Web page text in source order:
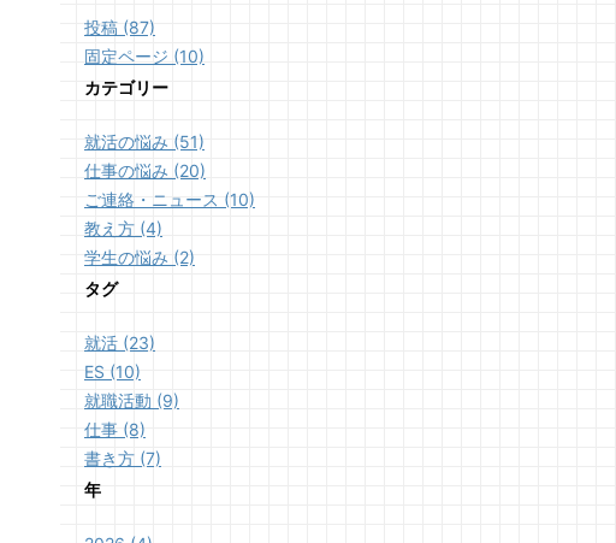
投稿 (87)
固定ページ (10)
カテゴリー
就活の悩み (51)
仕事の悩み (20)
ご連絡・ニュース (10)
教え方 (4)
学生の悩み (2)
タグ
就活 (23)
ES (10)
就職活動 (9)
仕事 (8)
書き方 (7)
年